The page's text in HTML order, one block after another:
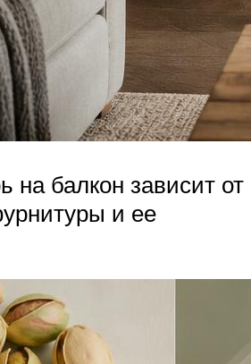
на балкон зависит от
и ее